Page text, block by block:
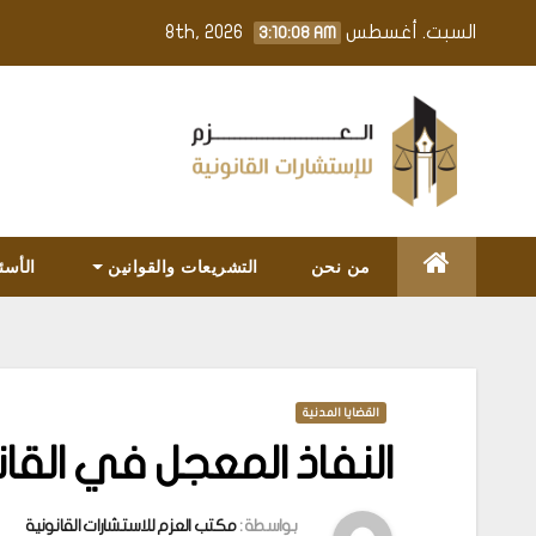
السبت. أغسطس 8th, 2026 3:10:09 AM
من نحن التشريعات والقوانين
القضايا المدنية
النفاذ المعجل في
بواسطة :مكتب العزم للاستشارات القانونية